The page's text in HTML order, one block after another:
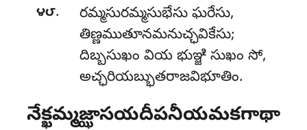
౪౮.
రమ్మసురమ్మసుభేసు ఘరేసు,
తిణ్ణముతూనమనుచ్ఛవికేసు;
దిబ్బసుఖం వియ భుఞ్జి సుఖం సో,
అచ్ఛరియబ్భుతరాజవిభూతిం.
నేక్ఖమ్మజ్ఝాసయదీపనీయమకగాథా